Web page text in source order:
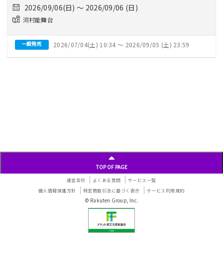
2026/09/06(日) 〜 2026/09/06 (日)
河村能舞台
一般発売 2026/07/04(土) 10:34 〜 2026/09/05 (土) 23:59
TOP OF PAGE
運営会社 よくある質問
サービス一覧
個人情報保護方針
特定商取引法に基づく表示 サービス利用規約
© Rakuten Group, Inc.